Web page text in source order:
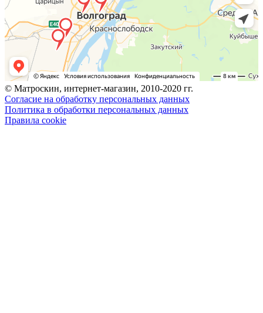
© Матроскин, интернет-магазин, 2010-2020 гг.
Согласие на обработку персональных данных
Политика в обработки персональных данных
Правила cookie